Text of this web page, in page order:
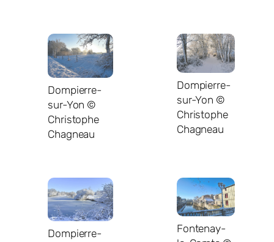
Dompierre-
sur-Yon ©
Christophe
Chagneau
Dompierre-
sur-Yon ©
Christophe
Chagneau
Dompierre-
Fontenay-